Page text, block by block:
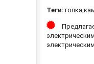
Теги:топка,